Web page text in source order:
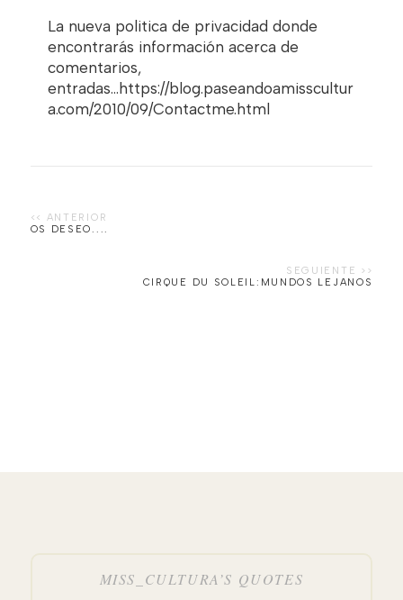
La nueva politica de privacidad donde
encontrarás información acerca de
comentarios,
entradas...https://blog.paseandoamisscultur
a.com/2010/09/Contactme.html
OS DESEO....
CIRQUE DU SOLEIL:MUNDOS LEJANOS
MISS_CULTURA’S QUOTES